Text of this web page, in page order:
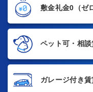
敷金礼金0 （
ペット可・相
ガレージ付き